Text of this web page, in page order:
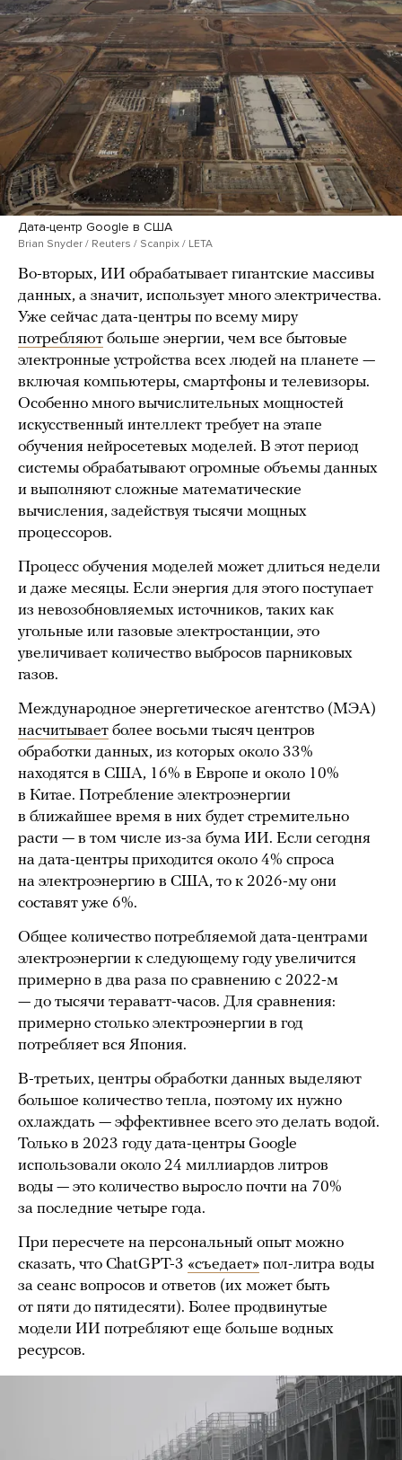
Дата-центр Google в США
Brian Snyder / Reuters / Scanpix / LETA
Во-вторых, ИИ обрабатывает гигантские массивы
данных, а значит, использует много электричества.
Уже сейчас дата-центры по всему миру
потребляют больше энергии, чем все бытовые
электронные устройства всех людей на планете —
включая компьютеры, смартфоны и телевизоры.
Особенно много вычислительных мощностей
искусственный интеллект требует на этапе
обучения нейросетевых моделей. В этот период
системы обрабатывают огромные объемы данных
и выполняют сложные математические
вычисления, задействуя тысячи мощных
процессоров.
Процесс обучения моделей может длиться недели
и даже месяцы. Если энергия для этого поступает
из невозобновляемых источников, таких как
угольные или газовые электростанции, это
увеличивает количество выбросов парниковых
газов.
Международное энергетическое агентство (МЭА)
насчитывает более восьми тысяч центров
обработки данных, из которых около 33%
находятся в США, 16% в Европе и около 10%
в Китае. Потребление электроэнергии
в ближайшее время в них будет стремительно
расти — в том числе из-за бума ИИ. Если сегодня
на дата-центры приходится около 4% спроса
на электроэнергию в США, то к 2026-му они
составят уже 6%.
Общее количество потребляемой дата-центрами
электроэнергии к следующему году увеличится
примерно в два раза по сравнению с 2022-м
— до тысячи тераватт-часов. Для сравнения:
примерно столько электроэнергии в год
потребляет вся Япония.
В-третьих, центры обработки данных выделяют
большое количество тепла, поэтому их нужно
охлаждать — эффективнее всего это делать водой.
Только в 2023 году дата-центры Google
использовали около 24 миллиардов литров
воды — это количество выросло почти на 70%
за последние четыре года.
При пересчете на персональный опыт можно
сказать, что ChatGPT-3 «съедает» пол-литра воды
за сеанс вопросов и ответов (их может быть
от пяти до пятидесяти). Более продвинутые
модели ИИ потребляют еще больше водных
ресурсов.